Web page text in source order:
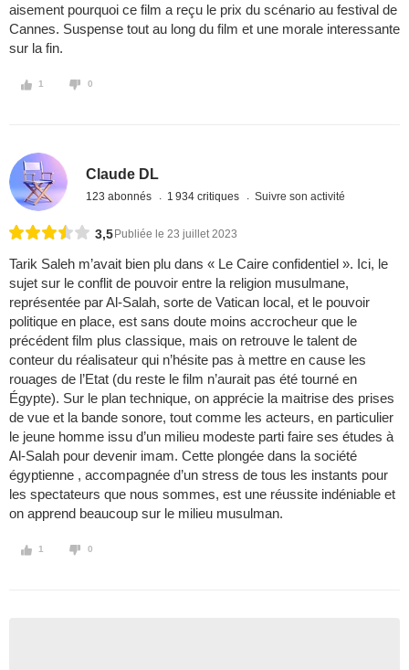
aisement pourquoi ce film a reçu le prix du scénario au festival de
Cannes. Suspense tout au long du film et une morale interessante
sur la fin.
1 0
Claude DL
123 abonnés 1 934 critiques Suivre son activité
3,5 Publiée le 23 juillet 2023
Tarik Saleh m’avait bien plu dans « Le Caire confidentiel ». Ici, le
sujet sur le conflit de pouvoir entre la religion musulmane,
représentée par Al-Salah, sorte de Vatican local, et le pouvoir
politique en place, est sans doute moins accrocheur que le
précédent film plus classique, mais on retrouve le talent de
conteur du réalisateur qui n’hésite pas à mettre en cause les
rouages de l’Etat (du reste le film n’aurait pas été tourné en
Égypte). Sur le plan technique, on apprécie la maitrise des prises
de vue et la bande sonore, tout comme les acteurs, en particulier
le jeune homme issu d’un milieu modeste parti faire ses études à
Al-Salah pour devenir imam. Cette plongée dans la société
égyptienne , accompagnée d’un stress de tous les instants pour
les spectateurs que nous sommes, est une réussite indéniable et
on apprend beaucoup sur le milieu musulman.
1 0